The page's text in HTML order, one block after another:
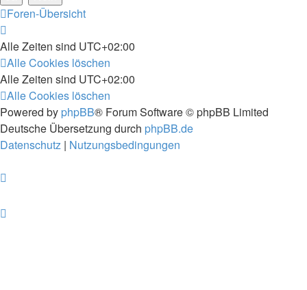
Foren-Übersicht
Alle Zeiten sind UTC+02:00
Alle Cookies löschen
Alle Zeiten sind UTC+02:00
Alle Cookies löschen
Powered by phpBB® Forum Software © phpBB Limited
Deutsche Übersetzung durch phpBB.de
Datenschutz | Nutzungsbedingungen